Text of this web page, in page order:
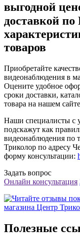
выгодной
доставкой
товаров
Приобретайте
видеонаблюдения в
Оцените удобное
сроки доставки,
товара на нашем
Наши специалисты с
подскажут как
видеонаблюдения по
Триколор по адресу
форму консультации:
Задать вопрос
Онлайн консультация
Полезные